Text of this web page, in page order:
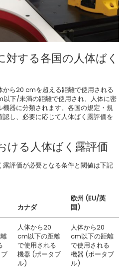
する各国の人体ばく
から20 cmを超える距離で使用される
下/未満の距離で使用され、人体に密
器に分類されます。各国の規定・規
し、必要に応じて人体ばく露評価を
ける人体ばく露評価
評価が必要となる条件と閾値は下記
カナダ
欧州 (EU/英
国)
人体から20
cm以下の距離
で使用される
機器 (ポータブ
ル)
人体から20
cm以下の距離
で使用される
機器 (ポータブ
ル)